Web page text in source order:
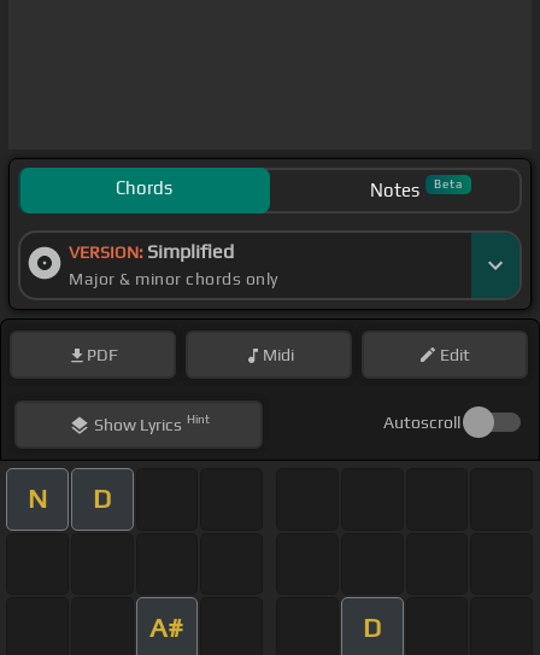
Chords Notes Beta
VERSION: Simplified
Major & minor chords only
PDF Midi Edit
ShowLyrics Hint Autoscroll
N D
A# D